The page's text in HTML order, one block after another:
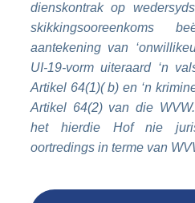
dienskontrak op
aantekening van
UI-19-vorm uiteraard ‘n
Artikel 64(1)( b) en ‘n
Artikel 64(2) van die
het hierdie Hof nie
oortredings in terme van